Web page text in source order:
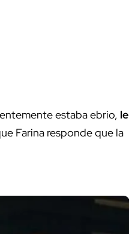
estaba ebrio, le
Farina responde que la